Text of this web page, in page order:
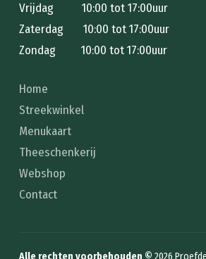
Vrijdag 10:00 tot 17:00uur
Zaterdag 10:00 tot 17:00uur
Zondag 10:00 tot 17:00uur
Home
Streekwinkel
Menukaart
Theeschenkerij
Webshop
Contact